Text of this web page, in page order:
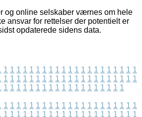
og online selskaber værnes om hele
ansvar for rettelser der potentielt er
opdaterede sidens data.
1 1 1 1 1 1 1 1 1 1 1 1 1 1 1 1 1 1 1 1 1
1 1 1 1 1 1 1 1 1 1 1 1 1 1 1 1 1 1 1 1 1
1 1 1 1 1 1 1 1 1 1 1 1 1 1 1 1 1 1 1
1 1 1 1 1 1 1 1 1 1 1 1 1 1 1 1 1 1 1 1 1
1 1 1 1 1 1 1 1 1 1 1 1 1 1 1 1 1 1 1 1 1